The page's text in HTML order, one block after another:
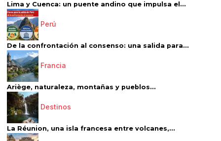
Lima y Cuenca: un puente andino que impulsa el...
Perú
De la confrontación al consenso: una salida para...
Francia
Ariège, naturaleza, montañas y pueblos...
Destinos
La Réunion, una isla francesa entre volcanes,...